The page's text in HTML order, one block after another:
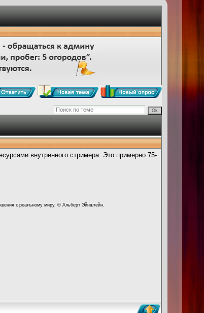
внутренного стримера. Это примерно 75-
к реальному миру. © Альберт Эйнштейн.